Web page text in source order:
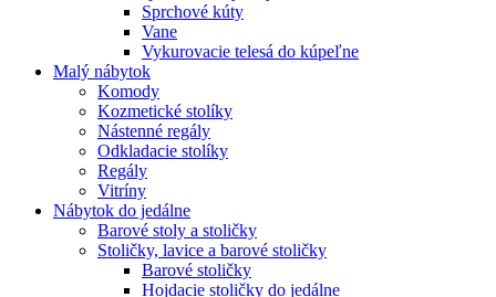
Sprchové kúty
Vane
Vykurovacie telesá do kúpeľne
Malý nábytok
Komody
Kozmetické stolíky
Nástenné regály
Odkladacie stolíky
Regály
Vitríny
Nábytok do jedálne
Barové stoly a stoličky
Stoličky, lavice a barové stoličky
Barové stoličky
Hojdacie stoličky do jedálne